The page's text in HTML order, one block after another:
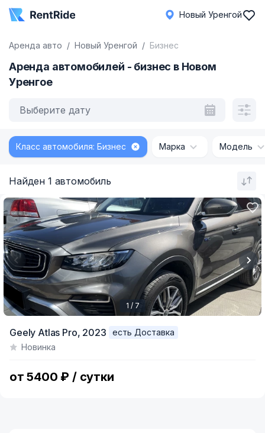
Новый Уренгой
Аренда авто Новый Уренгой Бизнес
Аренда автомобилей - бизнес в Новом
Уренгое
Выберите дату
Класс автомобиля: Бизнес Марка Модель
Найден 1 автомобиль
of
1 / 7
Geely Atlas Pro, 2023
есть Доставка
Новинка
от 5400 ₽ / сутки